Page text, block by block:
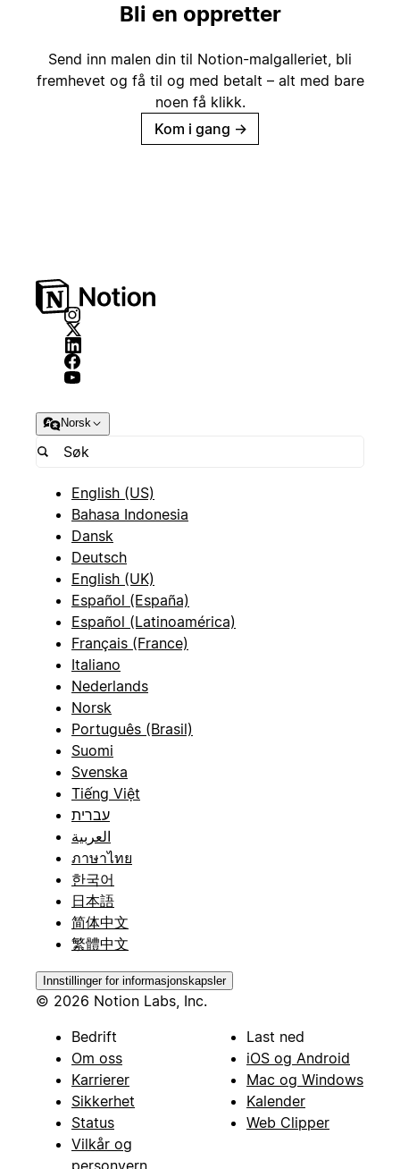
Bli en oppretter
Send inn malen din til Notion-malgalleriet, bli
fremhevet og få til og med betalt – alt med bare
noen få klikk.
Kom i gang →
Norsk
English (US)
Bahasa Indonesia
Dansk
Deutsch
English (UK)
Español (España)
Español (Latinoamérica)
Français (France)
Italiano
Nederlands
Norsk
Português (Brasil)
Suomi
Svenska
Tiếng Việt
עברית
العربية
ภาษาไทย
한국어
日本語
简体中文
繁體中文
Innstillinger for informasjonskapsler
© 2026 Notion Labs, Inc.
Bedrift
Om oss
Karrierer
Sikkerhet
Status
Vilkår og
personvern
Last ned
iOS og Android
Mac og Windows
Kalender
Web Clipper